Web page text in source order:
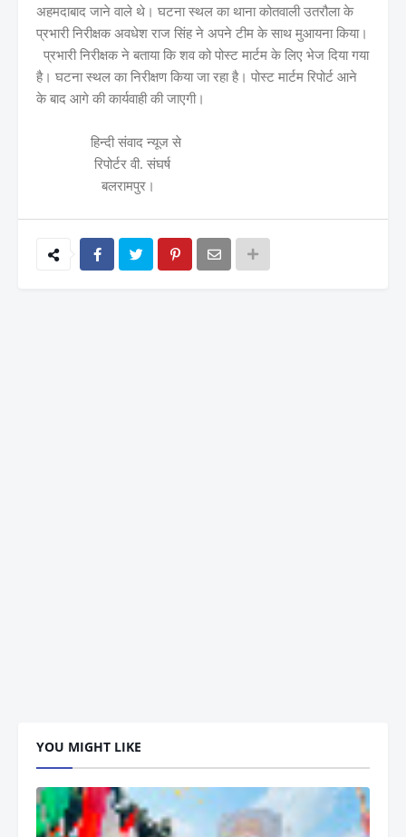
अहमदाबाद जाने वाले थे। घटना स्थल का थाना कोतवाली उतरौला के
प्रभारी निरीक्षक अवधेश राज सिंह ने अपने टीम के साथ मुआयना किया।
प्रभारी निरीक्षक ने बताया कि शव को पोस्ट मार्टम के लिए भेज दिया गया
है। घटना स्थल का निरीक्षण किया जा रहा है। पोस्ट मार्टम रिपोर्ट आने
के बाद आगे की कार्यवाही की जाएगी।
हिन्दी संवाद न्यूज से
रिपोर्टर वी. संघर्ष
बलरामपुर।
YOU MIGHT LIKE